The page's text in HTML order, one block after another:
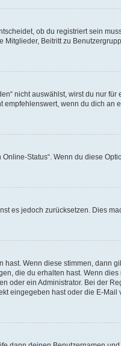
ob du registriert sein
Beitritt zu
nicht auswählst, wirst du nur
wenn du dich
Status“. Wenn du diese
es jedoch zurücksetzen. Dies
Wenn diese stimmen, dann
die du erhalten hast. Wenn
ein Administrator. Bei der
eingegeben hast oder die E-